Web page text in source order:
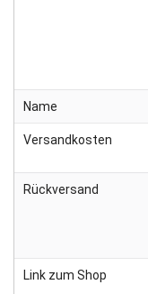
Name
Versandkosten
Rückversand
Link zum Shop